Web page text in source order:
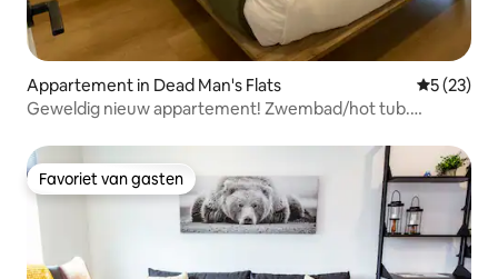
Appartement in Dead Man's Flats
5 (23)
Geweldig nieuw appartement! Zwembad/hot tub.
Favoriet van gasten
Favoriet van gasten